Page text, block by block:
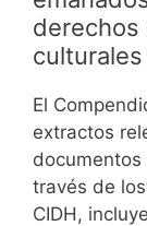
derechos
El
extractos
través de
CIDH,